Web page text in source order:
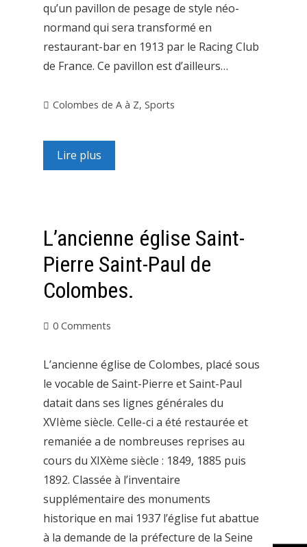
qu’un pavillon de pesage de style néo-
normand qui sera transformé en
restaurant-bar en 1913 par le Racing Club
de France. Ce pavillon est d’ailleurs…
Colombes de A à Z, Sports
Lire plus
L’ancienne église Saint-
Pierre Saint-Paul de
Colombes.
0 Comments
L’ancienne église de Colombes, placé sous
le vocable de Saint-Pierre et Saint-Paul
datait dans ses lignes générales du
XVIème siècle. Celle-ci a été restaurée et
remaniée a de nombreuses reprises au
cours du XIXème siècle : 1849, 1885 puis
1892. Classée à l’inventaire
supplémentaire des monuments
historique en mai 1937 l’église fut abattue
à la demande de la préfecture de la Seine